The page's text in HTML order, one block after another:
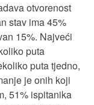
otvorenost
stav ima 45%
15%. Najveći
puta
puta tjedno,
je onih koji
51% ispitanika